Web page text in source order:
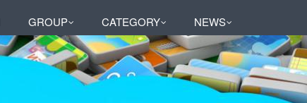
GROUP CATEGORY NEWS